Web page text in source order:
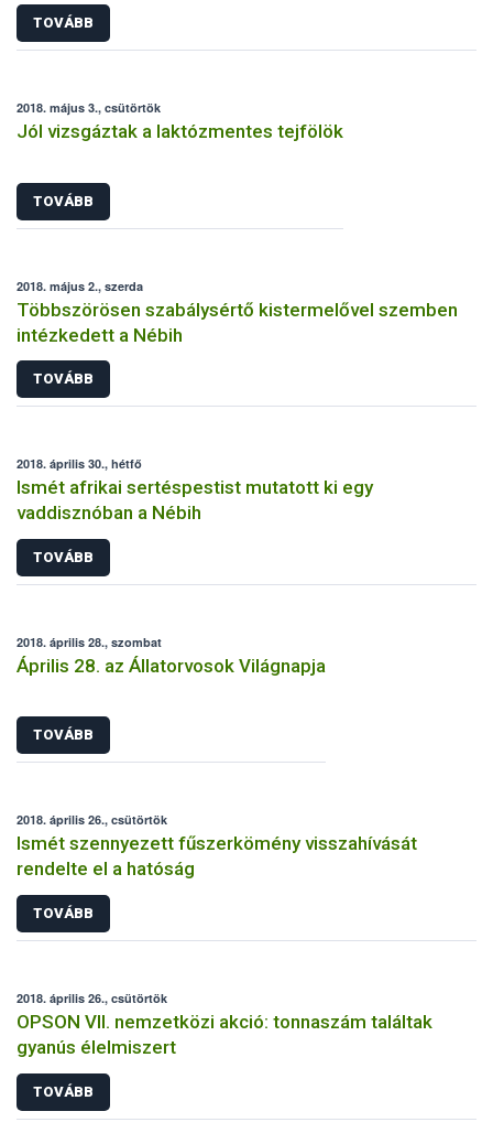
TOVÁBB
2018. május 3., csütörtök
Jól vizsgáztak a laktózmentes tejfölök
TOVÁBB
2018. május 2., szerda
Többszörösen szabálysértő kistermelővel szemben
intézkedett a Nébih
TOVÁBB
2018. április 30., hétfő
Ismét afrikai sertéspestist mutatott ki egy
vaddisznóban a Nébih
TOVÁBB
2018. április 28., szombat
Április 28. az Állatorvosok Világnapja
TOVÁBB
2018. április 26., csütörtök
Ismét szennyezett fűszerkömény visszahívását
rendelte el a hatóság
TOVÁBB
2018. április 26., csütörtök
OPSON VII. nemzetközi akció: tonnaszám találtak
gyanús élelmiszert
TOVÁBB